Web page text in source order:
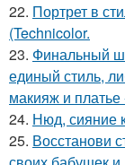
22. Портрет в
(Technicolor.
23. Финальный
единый стиль,
макияж и
24. Нюд, сияние
25. Восстанови